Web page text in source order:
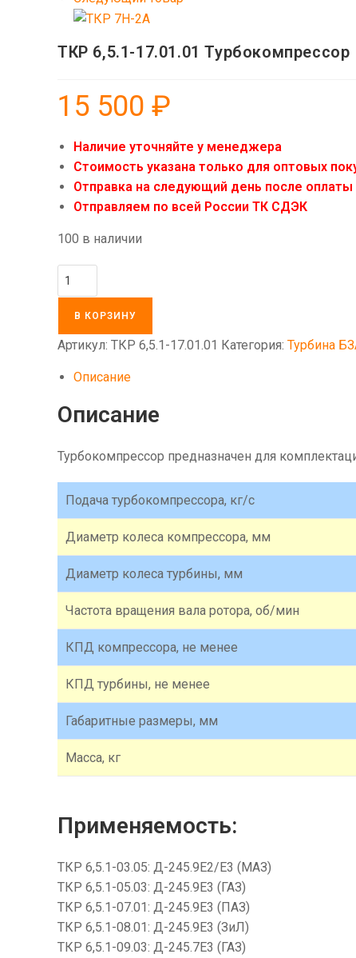
ТКР 6,5.1-17.01.01 Турбокомпрессор
15 500 ₽
Наличие уточняйте у менеджера
Стоимость указана только для оптовых
Отправка на следующий день после оплаты
Отправляем по всей России ТК СДЭК
100 в наличии
17.01.01
В КОРЗИНУ
Артикул: ТКР 6,5.1-17.01.01 Категория: Турбина
Описание
Описание
Турбокомпрессор предназначен для
Подача турбокомпрессора, кг/с
Диаметр колеса компрессора, мм
Диаметр колеса турбины, мм
Частота вращения вала ротора, об/мин
КПД компрессора, не менее
КПД турбины, не менее
Габаритные размеры, мм
Масса, кг
Применяемость:
ТКР 6,5.1-03.05: Д-245.9Е2/Е3 (МАЗ)
ТКР 6,5.1-05.03: Д-245.9Е3 (ГАЗ)
ТКР 6,5.1-07.01: Д-245.9Е3 (ПАЗ)
ТКР 6,5.1-08.01: Д-245.9Е3 (ЗиЛ)
ТКР 6,5.1-09.03: Д-245.7Е3 (ГАЗ)